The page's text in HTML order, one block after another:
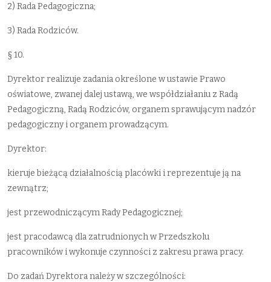
2) Rada Pedagogiczna;
3) Rada Rodziców.
§ 10.
Dyrektor realizuje zadania określone w ustawie Prawo
oświatowe, zwanej dalej ustawą, we współdziałaniu z Radą
Pedagogiczną, Radą Rodziców, organem sprawującym nadzór
pedagogiczny i organem prowadzącym.
Dyrektor:
kieruje bieżącą działalnością placówki i reprezentuje ją na
zewnątrz;
jest przewodniczącym Rady Pedagogicznej;
jest pracodawcą dla zatrudnionych w Przedszkolu
pracowników i wykonuje czynności z zakresu prawa pracy.
Do zadań Dyrektora należy w szczególności: